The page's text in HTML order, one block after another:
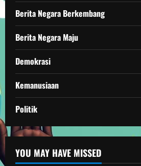
Berita Negara Berkembang
Berita Negara Maju
Demokrasi
Kemanusiaan
Politik
YOU MAY HAVE MISSED